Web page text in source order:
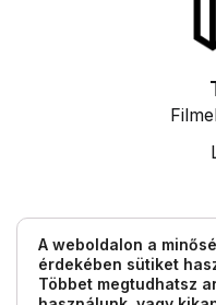
A weboldalon a
érdekében sütiket
Többet megtudhatsz